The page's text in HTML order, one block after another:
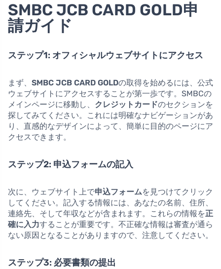
SMBC JCB CARD GOLD申
請ガイド
ステップ1: オフィシャルウェブサイトにアクセス
まず、 SMBC JCB CARD GOLDの取得を始めるには、公式
ウェブサイトにアクセスすることが第一歩です。SMBCの
メインページに移動し、 クレジットカードのセクションを
探してみてください。これには明確なナビゲーションがあ
り、直感的なデザインによって、簡単に目的のページにア
クセスできます。
ステップ2: 申込フォームの記入
次に、ウェブサイト上で申込フォームを見つけてクリック
してください。記入する情報には、あなたの名前、住所、
連絡先、そして年収などが含まれます。これらの情報を正
確に入力することが重要です。不正確な情報は審査が通ら
ない原因となることがありますので、注意してください。
ステップ3: 必要書類の提出